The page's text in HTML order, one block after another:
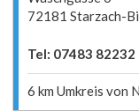
72181 Starzach-
Tel: 07483 82232
6 km Umkreis von